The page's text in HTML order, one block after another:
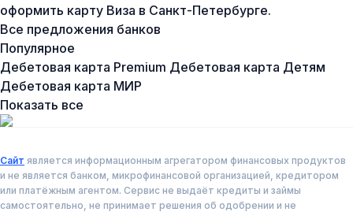
оформить карту Виза в Санкт-Петербурге.
Все предложения банков
Популярное
Дебетовая карта Premium Дебетовая карта Детям
Дебетовая карта МИР
Показать все
Сайт является информационным агрегатором финансовых продуктов
и не является банком, микрофинансовой организацией, кредитором
или платёжным агентом. Сервис не выдаёт кредиты и займы
самостоятельно, не принимает решения об одобрении и не